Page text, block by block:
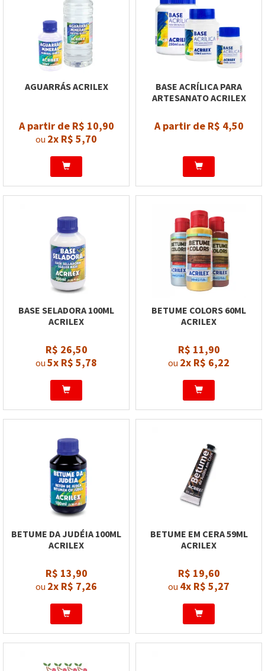
AGUARRÁS ACRILEX
A partir de R$ 10,90
ou 2x R$ 5,70
BASE ACRÍLICA PARA
ARTESANATO ACRILEX
A partir de R$ 4,50
BASE SELADORA 100ML
ACRILEX
R$ 26,50
ou 5x R$ 5,78
BETUME COLORS 60ML
ACRILEX
R$ 11,90
ou 2x R$ 6,22
BETUME DA JUDÉIA 100ML
ACRILEX
R$ 13,90
ou 2x R$ 7,26
BETUME EM CERA 59ML
ACRILEX
R$ 19,60
ou 4x R$ 5,27